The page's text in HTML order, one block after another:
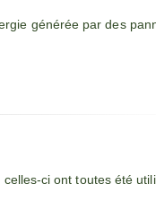
générée par des
ci ont toutes été